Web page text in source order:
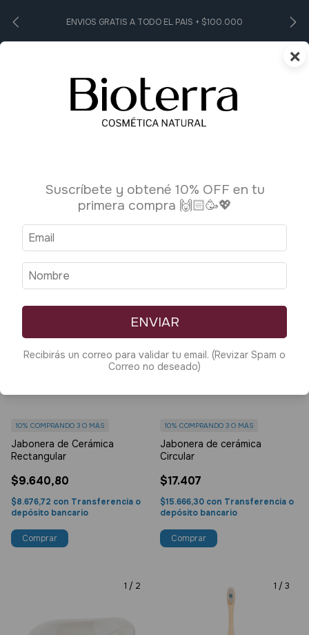
ENVIOS GRATIS A TODO EL PAIS + $100.000
0
Accesorios 10 productos
Ordenar por:
Jabonera de Cerámica
Rectangular
$9.640,80
10% COMPRANDO 3 O MÁS
$8.676,72 con Transferencia o
depósito bancario
Jabonera de cerámica
Circular
$17.407
10% COMPRANDO 3 O MÁS
$15.666,30 con Transferencia o
depósito bancario
1 / 2 1 / 3
×
Suscríbete y obtené 10% OFF en tu
primera compra 🙌🏻🥳💖
ENVIAR
Recibirás un correo para validar tu email. (Revizar Spam o
Correo no deseado)